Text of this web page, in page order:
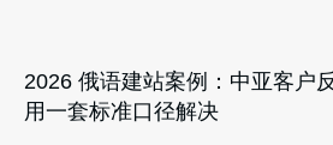
2026 俄语建站案例：中亚客户
用一套标准口径解决